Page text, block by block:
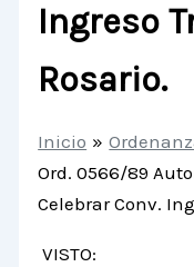
Ingreso
Rosario.
Inicio
Ord. 0566/89
Celebrar Conv.
VISTO: